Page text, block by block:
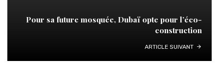
Pour sa future mosquée, Dubaï opte pour l’éco-
construction
ARTICLE SUIVANT